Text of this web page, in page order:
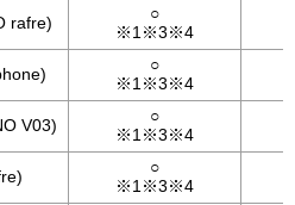
rafre)
○
※1※3※4
○
※1※3※4
V03)
○
※1※3※4
○
※1※3※4